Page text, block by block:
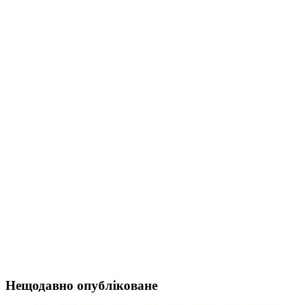
Нещодавно опубліковане